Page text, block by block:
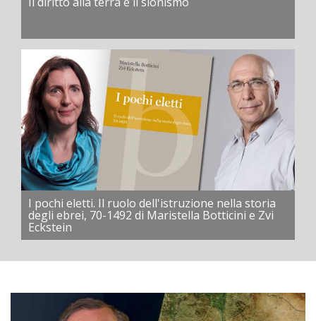
I pochi eletti. Il ruolo dell'istruzione nella storia
degli ebrei, 70-1492 di Maristella Botticini e Zvi
Eckstein